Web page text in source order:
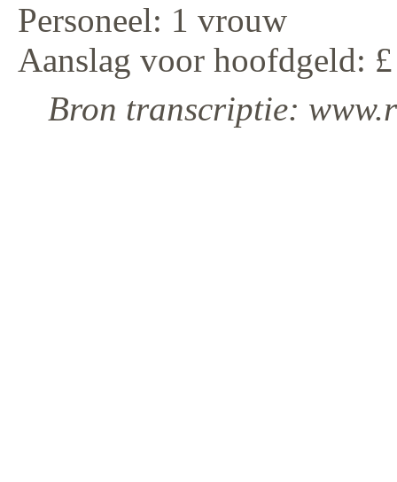
Personeel: 1 vrouw
Aanslag voor hoofdgeld:
Bron transcriptie: